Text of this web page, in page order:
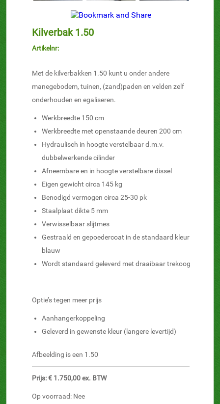
Kilverbak 1.50
Artikelnr:
Met de kilverbakken 1.50 kunt u onder andere
manegebodem, tuinen, (zand)paden en velden zelf
onderhouden en egaliseren.
Werkbreedte 150 cm
Werkbreedte met openstaande deuren 200 cm
Hydraulisch in hoogte verstelbaar d.m.v.
dubbelwerkende cilinder
Afneembare en in hoogte verstelbare dissel
Eigen gewicht circa 145 kg
Benodigd vermogen circa 25-30 pk
Staalplaat dikte 5 mm
Verwisselbaar slijtmes
Gestraald en gepoedercoat in de standaard kleur
blauw
Wordt standaard geleverd met draaibaar trekoog
Optie’s tegen meer prijs
Aanhangerkoppeling
Geleverd in gewenste kleur (langere levertijd)
Afbeelding is een 1.50
Prijs: € 1.750,00 ex. BTW
Op voorraad: Nee